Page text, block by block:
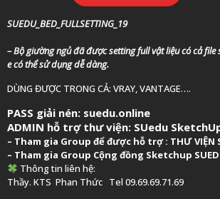
SUEDU_BED_FULLSETTING_19
– Bộ giường ngủ đã được setting full vật liệu có cả file
e có thể sử dụng dễ dàng.
DÙNG ĐƯỢC TRONG CẢ: VRAY, VANTAGE….
PASS giải nén: suedu.online
ADMIN hỗ trợ thư viện: SUedu
– Tham gia Group để được hỗ trợ : THƯ VIỆN
– Tham gia Group Cộng đồng Sketchup
Thông tin liên hệ:
Thầy. KTS Phan Thức Tel 09.69.69.71.69